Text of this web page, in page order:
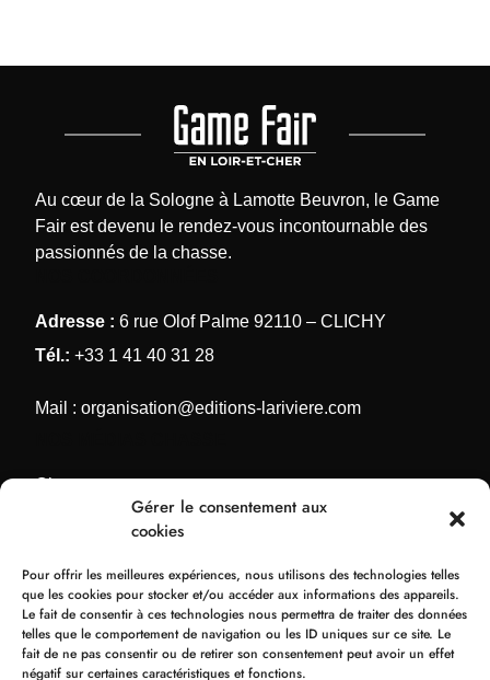
Gérer le consentement aux
cookies
Pour offrir les meilleures expériences, nous utilisons des technologies telles
que les cookies pour stocker et/ou accéder aux informations des appareils.
Le fait de consentir à ces technologies nous permettra de traiter des données
telles que le comportement de navigation ou les ID uniques sur ce site. Le
fait de ne pas consentir ou de retirer son consentement peut avoir un effet
négatif sur certaines caractéristiques et fonctions.
Au cœur de la Sologne à Lamotte Beuvron, le Game
Fair est devenu le rendez-vous incontournable des
passionnés de la chasse.
Adresse : 6 rue Olof Palme 92110 – CLICHY
Tél.: +33 1 41 40 31 28
Mail : organisation@editions-lariviere.com
Chassons.com
Connaissance de la chasse
Armes de Chasse
NOS ORGANISATIONS
Bol d’Or